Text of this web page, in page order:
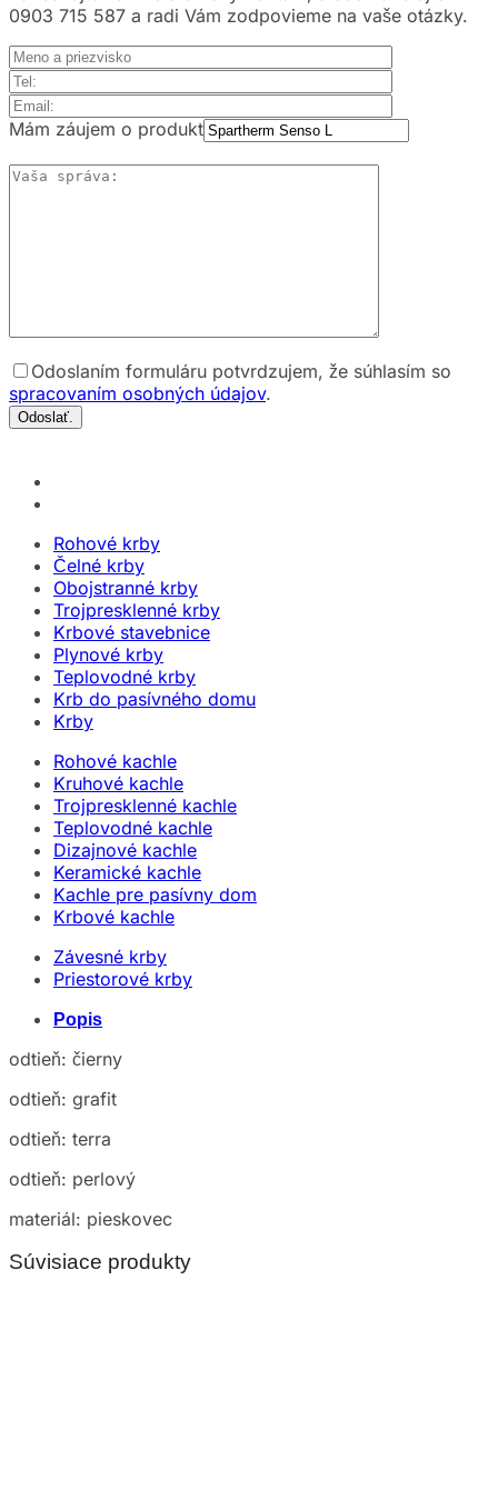
0903 715 587 a radi Vám zodpovieme na vaše otázky.
Mám záujem o produkt
Odoslaním formuláru potvrdzujem, že súhlasím so
spracovaním osobných údajov.
Rohové krby
Čelné krby
Obojstranné krby
Trojpresklenné krby
Krbové stavebnice
Plynové krby
Teplovodné krby
Krb do pasívného domu
Krby
Rohové kachle
Kruhové kachle
Trojpresklenné kachle
Teplovodné kachle
Dizajnové kachle
Keramické kachle
Kachle pre pasívny dom
Krbové kachle
Závesné krby
Priestorové krby
Popis
odtieň: čierny
odtieň: grafit
odtieň: terra
odtieň: perlový
materiál: pieskovec
Súvisiace produkty